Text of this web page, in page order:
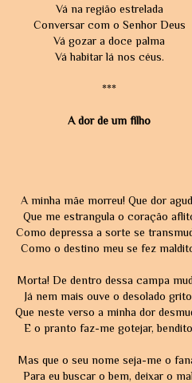
Vá na região estrelada
Conversar com o Senhor Deus
Vá gozar a doce palma
Vá habitar lá nos céus.
***
A dor de um filho
A minha mãe morreu! Que dor
Que me estrangula o coração
Como depressa a sorte se
Como o destino meu se fez
Morta! De dentro dessa campa
Já nem mais ouve o desolado
Que neste verso a minha dor
E o pranto faz-me gotejar,
Mas que o seu nome seja-me o
Para eu buscar o bem, deixar o